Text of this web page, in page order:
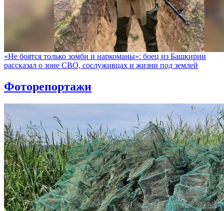
«Не боятся только зомби и наркоманы»: боец из Башкирии
рассказал о зоне СВО, сослуживцах и жизни под землей
Фоторепортажи